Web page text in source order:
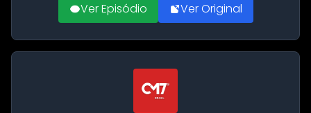
Ver Episódio Ver Original